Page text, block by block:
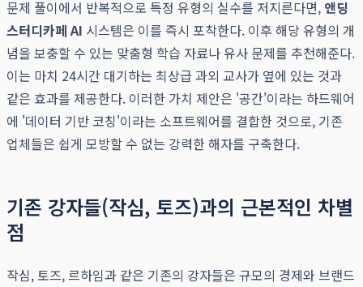
문제 풀이에서 반복적으로 특정 유형의 실수를 저지른다면, 앤딩
스터디카페 AI 시스템은 이를 즉시 포착한다. 이후 해당 유형의 개
념을 보충할 수 있는 맞춤형 학습 자료나 유사 문제를 추천해준다.
이는 마치 24시간 대기하는 최상급 과외 교사가 옆에 있는 것과
같은 효과를 제공한다. 이러한 가치 제안은 '공간'이라는 하드웨어
에 '데이터 기반 코칭'이라는 소프트웨어를 결합한 것으로, 기존
업체들은 쉽게 모방할 수 없는 강력한 해자를 구축한다.
기존 강자들(작심, 토즈)과의 근본적인 차별
점
작심, 토즈, 르하임과 같은 기존의 강자들은 규모의 경제와 브랜드